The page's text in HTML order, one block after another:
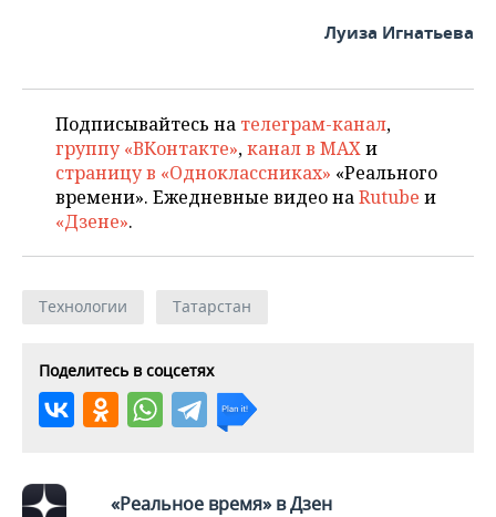
Луиза Игнатьева
Подписывайтесь на телеграм-канал,
группу «ВКонтакте»,канал в MAXи
страницу в «Одноклассниках» «Реального
времени». Ежедневные видео наRutube и
«Дзене».
Технологии Татарстан
Поделитесь в соцсетях
«Реальное время» в Дзен